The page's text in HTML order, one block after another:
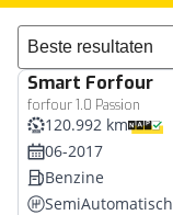
Sorteer resultaten
Smart Forfour
forfour 1.0 Passion
120.992 km
06-2017
Benzine
SemiAutomatisch